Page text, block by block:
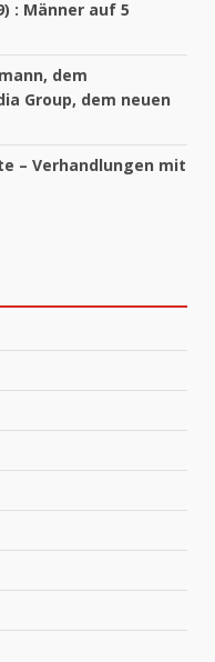
: Männer auf 5
dem
Group, dem neuen
– Verhandlungen mit